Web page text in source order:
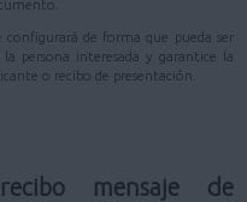
configurará de forma que pueda ser
persona interesada y garantice la
o recibo de presentación.
mensaje de